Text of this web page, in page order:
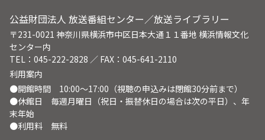
公益財団法人 放送番組センター／放送ライブラリー
〒231-0021 神奈川県横浜市中区日本大通１１番地 横浜情報文化
センター内
TEL：045-222-2828 ／ FAX：045-641-2110
利用案内
●開館時間 10:00～17:00（視聴の申込みは閉館30分前まで）
●休館日 毎週月曜日（祝日・振替休日の場合は次の平日）、年
末年始
●利用料 無料